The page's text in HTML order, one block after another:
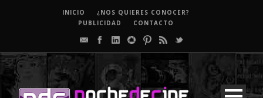
INICIO
¿NOS QUIERES CONOCER?
PUBLICIDAD
CONTACTO